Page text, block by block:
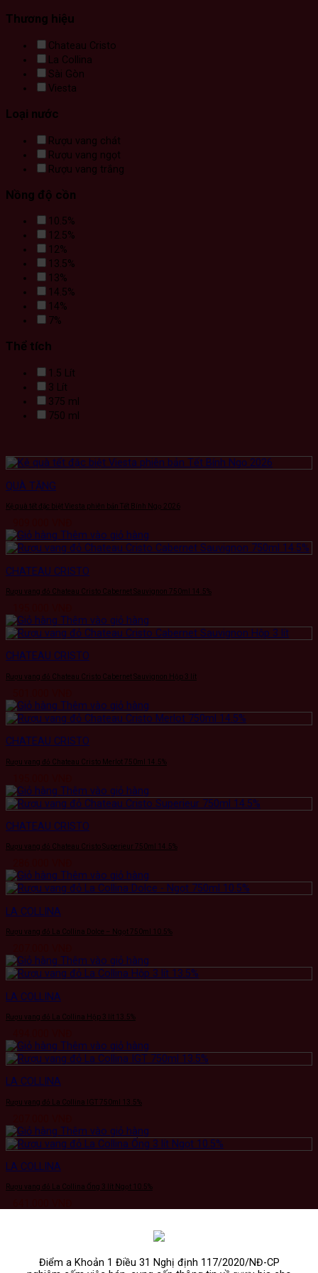
Điểm a Khoản 1 Điều 31 Nghị định 117/2020/NĐ-CP
Thương hiệu
Chateau Cristo
La Collina
Sài Gòn
Viesta
Loại nước
Rượu vang chát
Rượu vang ngọt
Rượu vang trắng
Nồng độ cồn
10.5%
12.5%
12%
13.5%
13%
14.5%
14%
7%
Thể tích
1.5 Lít
3 Lít
375 ml
750 ml
QUÀ TẶNG
Kệ quà tết đặc biệt Viesta phiên bản Tết Bính Ngọ 2026
Thêm vào giỏ hàng
CHATEAU CRISTO
Rượu vang đỏ Chateau Cristo Cabernet Sauvignon 750ml 14.5%
Thêm vào giỏ hàng
CHATEAU CRISTO
Rượu vang đỏ Chateau Cristo Cabernet Sauvignon Hộp 3 lít
Thêm vào giỏ hàng
CHATEAU CRISTO
Rượu vang đỏ Chateau Cristo Merlot 750ml 14.5%
Thêm vào giỏ hàng
CHATEAU CRISTO
Rượu vang đỏ Chateau Cristo Superieur 750ml 14.5%
Thêm vào giỏ hàng
LA COLLINA
Rượu vang đỏ La Collina Dolce – Ngọt 750ml 10.5%
Thêm vào giỏ hàng
LA COLLINA
Rượu vang đỏ La Collina Hộp 3 lít 13.5%
Thêm vào giỏ hàng
LA COLLINA
Rượu vang đỏ La Collina IGT 750ml 13.5%
Thêm vào giỏ hàng
LA COLLINA
Rượu vang đỏ La Collina Ống 3 lít Ngọt 10.5%